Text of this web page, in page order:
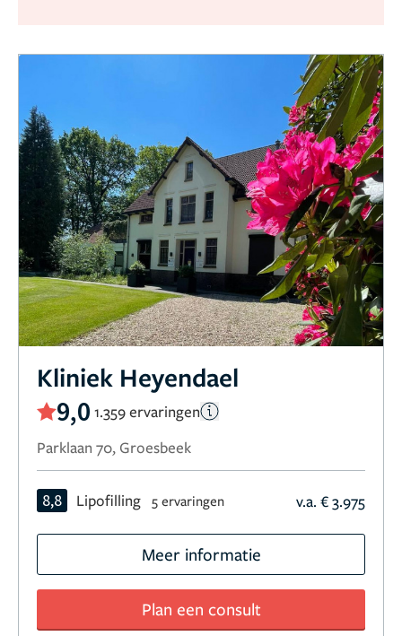
Kliniek Heyendael
9,0 1.359 ervaringen
Parklaan 70, Groesbeek
8,8 Lipofilling 5 ervaringen v.a. € 3.975
Meer informatie
Plan een consult